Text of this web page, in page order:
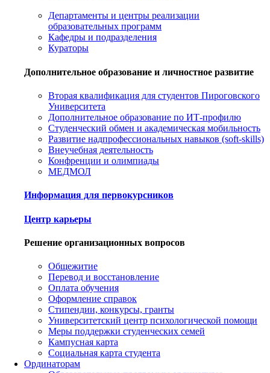
Департаменты и центры реализации
образовательных программ
Кафедры и подразделения
Кураторы
Дополнительное образование и личностное развитие
Вторая квалификация для студентов Пироговского
Университета
Дополнительное образование по ИТ-профилю
Студенческий обмен и академическая мобильность
Развитие надпрофессиональных навыков (soft-skills)
Внеучебная деятельность
Конфренции и олимпиады
МЕДМОЛ
Информация для первокурсников
Центр карьеры
Решение организационных вопросов
Общежитие
Перевод и восстановление
Оплата обучения
Оформление справок
Стипендии, конкурсы, гранты
Университетский центр психологической помощи
Меры поддержки студенческих семей
Кампусная карта
Социальная карта студента
Ординаторам